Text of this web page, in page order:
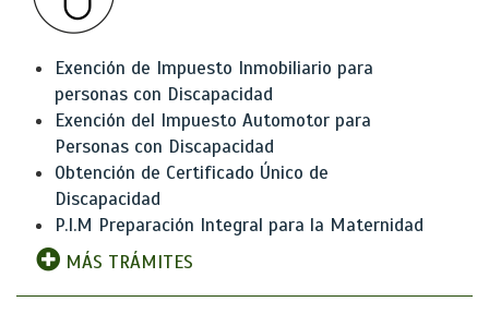
Exención de Impuesto Inmobiliario para
personas con Discapacidad
Exención del Impuesto Automotor para
Personas con Discapacidad
Obtención de Certificado Único de
Discapacidad
P.I.M Preparación Integral para la Maternidad
MÁS TRÁMITES